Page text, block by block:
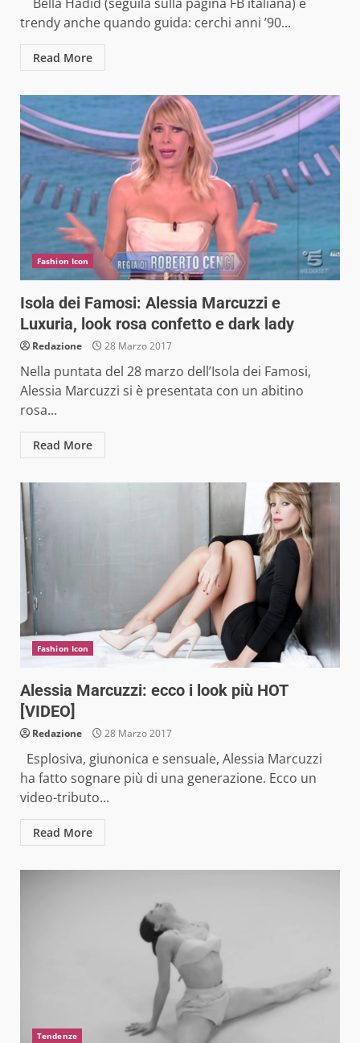
trendy anche quando guida: cerchi anni ’90...
Read More
Fashion Icon
Isola dei Famosi: Alessia Marcuzzi e
Luxuria, look rosa confetto e dark lady
Redazione 28 Marzo 2017
Nella puntata del 28 marzo dell’Isola dei Famosi,
Alessia Marcuzzi si è presentata con un abitino
rosa...
Read More
Fashion Icon
Alessia Marcuzzi: ecco i look più HOT
[VIDEO]
Redazione 28 Marzo 2017
Esplosiva, giunonica e sensuale, Alessia Marcuzzi
ha fatto sognare più di una generazione. Ecco un
video-tributo...
Read More
Tendenze